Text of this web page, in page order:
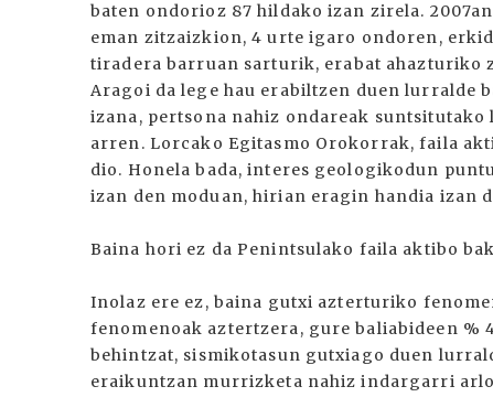
baten ondorioz 87 hildako izan zirela.
eman zitzaizkion, 4 urte igaro ondoren,
tiradera barruan sarturik, erabat ahazturiko
Aragoi da lege hau erabiltzen duen lurralde
izana, pertsona nahiz ondareak
arren. Lorcako Egitasmo Orokorrak, faila
dio. Honela bada, interes geologikodun
izan den moduan, hirian eragin handia izan
Baina hori ez da Penintsulako faila aktibo
Inolaz ere ez, baina gutxi azterturiko
fenomenoak aztertzera, gure baliabideen %
behintzat, sismikotasun gutxiago duen
eraikuntzan murrizketa nahiz indargarri